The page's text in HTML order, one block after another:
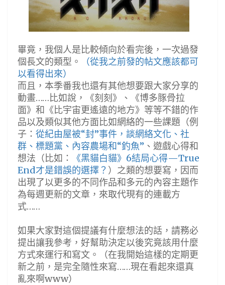
畢竟，我個人是比較傾向於看完後，一次過發
個長文的類型。
（從我之前發的帖文應該都可
以看得出來）
而且，本季番我也還有其他想要跟大家分享的
動畫……比如說，《刻刻》、《博多豚骨拉
面》和《比宇宙更遙遠的地方》等等不錯的作
品以及類似其他方面比如網絡的一些課題（例
子： 從紀由屋被“封”事件，談網絡文化、社
群、標題黨、內容農場和“釣魚” 、遊戲心得和
想法（比如：
《黑貓白貓》6結局心得—True
End才是錯誤的選擇？ ）之類的想要寫，因而
出現了以更多的不同作品和多元的內容主題作
為每週更新的文章，來取代現有的連載方
式……
如果大家對這個提議有什麼想法的話，請務必
提出讓我參考，好幫助決定以後究竟該用什麼
方式來運行和寫文。（在我開始這樣的定期更
新之前，是完全隨性來寫……現在看起來還真
亂來啊www）